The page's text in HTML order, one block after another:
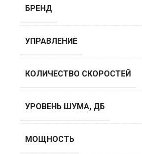
БРЕНД
УПРАВЛЕНИЕ
КОЛИЧЕСТВО СКОРОСТЕЙ
УРОВЕНЬ ШУМА, ДБ
МОЩНОСТЬ